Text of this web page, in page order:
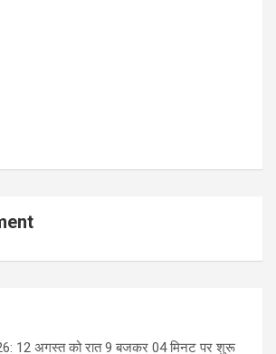
12 अगस्त को रात 9 बजकर 04 मिनट पर शुरू